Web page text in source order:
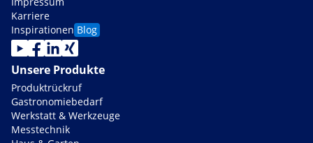
Karriere
Inspirationen Blog
Unsere Produkte
Produktrückruf
Gastronomiebedarf
Werkstatt & Werkzeuge
Messtechnik